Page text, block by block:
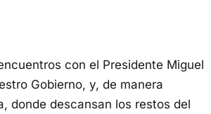
con el Presidente Miguel
Gobierno, y, de manera
donde descansan los restos del